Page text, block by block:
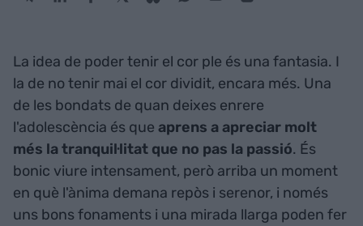
La idea de poder tenir el cor ple és una fantasia. I
la de no tenir mai el cor dividit, encara més. Una
de les bondats de quan deixes enrere
l'adolescència és que aprens a apreciar molt
més la tranquil·litat que no pas la passió. És
bonic viure intensament, però arriba un moment
en què l'ànima demana repòs i serenor, i només
uns bons fonaments i una mirada llarga poden fer